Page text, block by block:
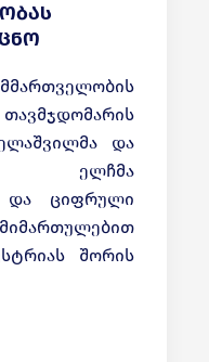
და
ელჩმა
და ციფრული
შორის